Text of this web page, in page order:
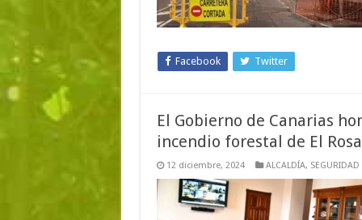
Facebook Twitter
El Gobierno de Canarias
incendio forestal de El
12 diciembre, 2024 ALCALDÍA,